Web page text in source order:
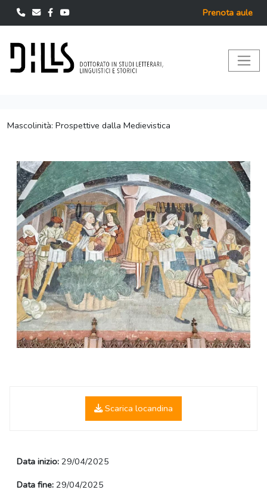
Prenota aule
Mascolinità: Prospettive dalla Medievistica
Scarica locandina
Data inizio: 29/04/2025
Data fine: 29/04/2025